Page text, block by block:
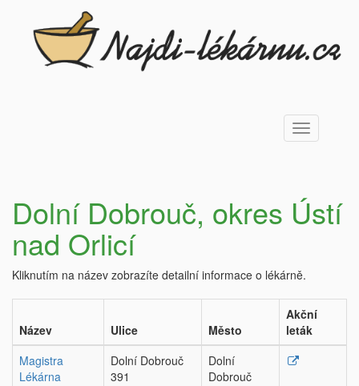
Toggle
navigation
Dolní Dobrouč, okres Ústí
nad Orlicí
Kliknutím na název zobrazíte detailní informace o lékárně.
Název Ulice Město
Akční
leták
Magistra
Lékárna
Dolní Dobrouč
391
Dolní
Dobrouč